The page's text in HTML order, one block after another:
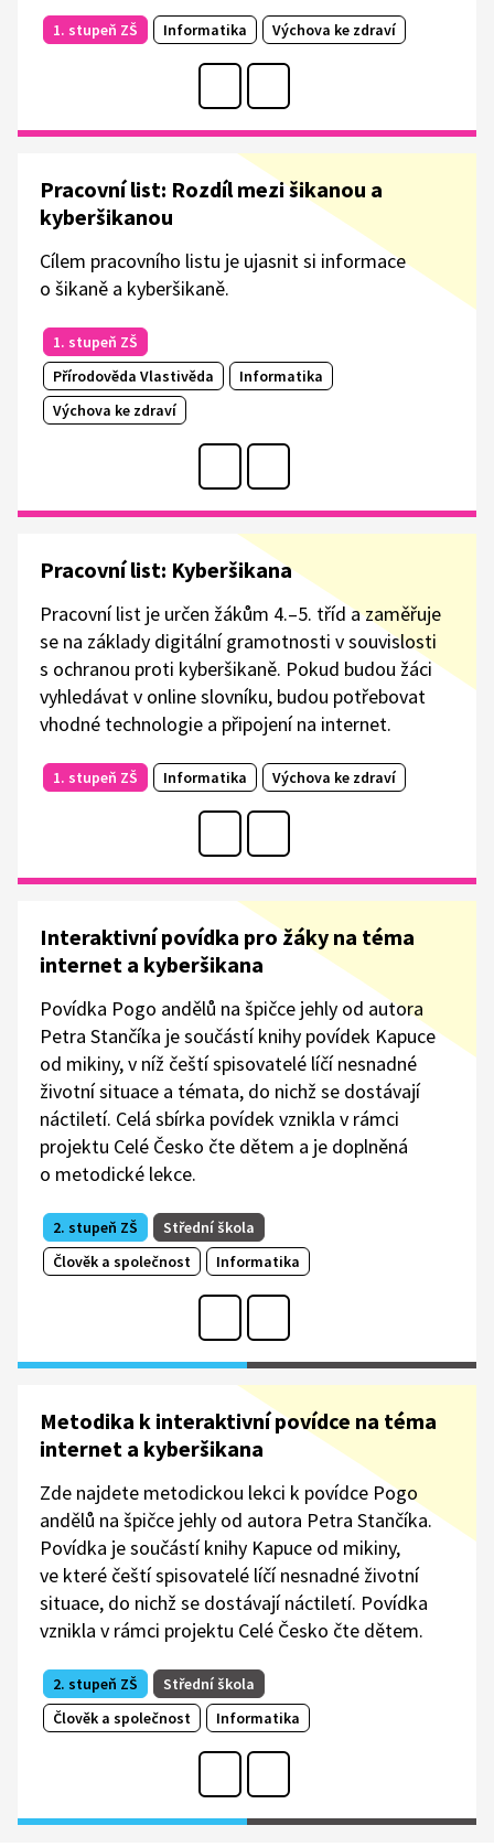
1. stupeň ZŠ Informatika Výchova ke zdraví
Pracovní list: Rozdíl mezi šikanou a
kyberšikanou
Cílem pracovního listu je ujasnit si informace
o šikaně a kyberšikaně.
1. stupeň ZŠ
Přírodověda Vlastivěda
Informatika
Výchova ke zdraví
Pracovní list: Kyberšikana
Pracovní list je určen žákům 4.–5. tříd a zaměřuje
se na základy digitální gramotnosti v souvislosti
s ochranou proti kyberšikaně. Pokud budou žáci
vyhledávat v online slovníku, budou potřebovat
vhodné technologie a připojení na internet.
1. stupeň ZŠ Informatika Výchova ke zdraví
Interaktivní povídka pro žáky na téma
internet a kyberšikana
Povídka Pogo andělů na špičce jehly od autora
Petra Stančíka je součástí knihy povídek Kapuce
od mikiny, v níž čeští spisovatelé líčí nesnadné
životní situace a témata, do nichž se dostávají
náctiletí. Celá sbírka povídek vznikla v rámci
projektu Celé Česko čte dětem a je doplněná
o metodické lekce.
2. stupeň ZŠ
Střední škola
Člověk a společnost
Informatika
Metodika k interaktivní povídce na téma
internet a kyberšikana
Zde najdete metodickou lekci k povídce Pogo
andělů na špičce jehly od autora Petra Stančíka.
Povídka je součástí knihy Kapuce od mikiny,
ve které čeští spisovatelé líčí nesnadné životní
situace, do nichž se dostávají náctiletí. Povídka
vznikla v rámci projektu Celé Česko čte dětem.
2. stupeň ZŠ
Střední škola
Člověk a společnost
Informatika